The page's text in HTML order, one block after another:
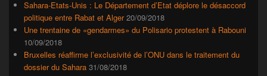
Sahara-Etats-Unis : Le Département d’Etat déplore le désaccord
politique entre Rabat et Alger 20/09/2018
Une trentaine de «gendarmes» du Polisario protestent à Rabouni
10/09/2018
Bruxelles réaffirme l’exclusivité de l’ONU dans le traitement du
dossier du Sahara 31/08/2018